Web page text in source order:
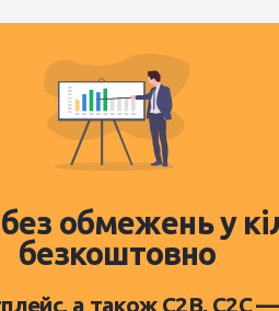
обмежень у
безкоштовно
а також C2B,